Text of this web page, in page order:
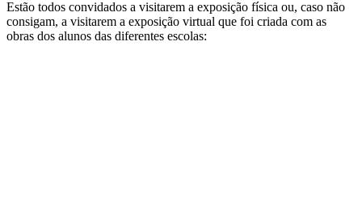
Estão todos convidados a visitarem a exposição física ou, caso não
consigam, a visitarem a exposição virtual que foi criada com as
obras dos alunos das diferentes escolas: